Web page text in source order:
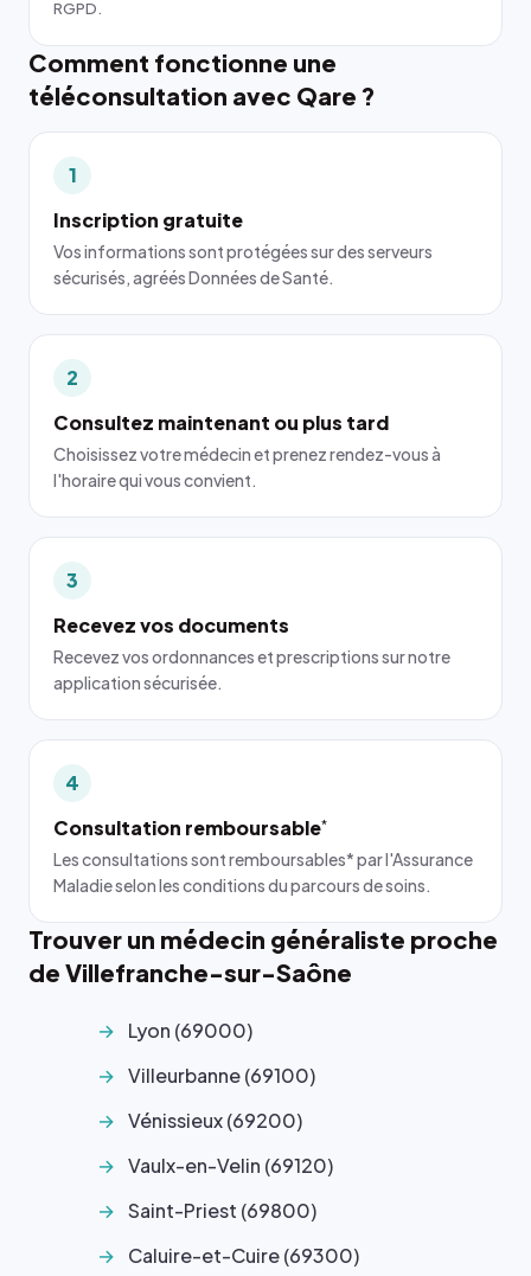
RGPD.
Comment fonctionne une
téléconsultation avec Qare ?
1
Inscription gratuite
Vos informations sont protégées sur des serveurs
sécurisés, agréés Données de Santé.
2
Consultez maintenant ou plus tard
Choisissez votre médecin et prenez rendez-vous à
l'horaire qui vous convient.
3
Recevez vos documents
Recevez vos ordonnances et prescriptions sur notre
application sécurisée.
4
Consultation remboursable*
Les consultations sont remboursables* par l'Assurance
Maladie selon les conditions du parcours de soins.
Trouver un médecin généraliste proche
de Villefranche-sur-Saône
Lyon (69000)
Villeurbanne (69100)
Vénissieux (69200)
Vaulx-en-Velin (69120)
Saint-Priest (69800)
Caluire-et-Cuire (69300)